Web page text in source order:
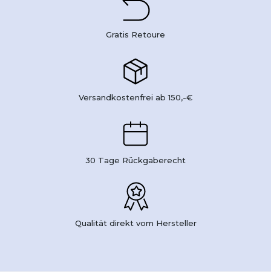
Gratis Retoure
Versandkostenfrei ab 150,-€
30 Tage Rückgaberecht
Qualität direkt vom Hersteller